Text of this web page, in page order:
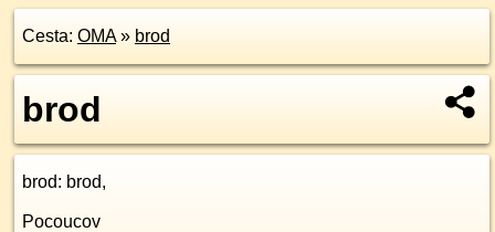
Cesta: OMA» brod
brod
brod: brod,
Pocoucov